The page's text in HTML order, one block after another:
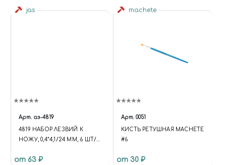
jas
Арт. аэ-4819
4819 НАБОР ЛЕЗВИЙ К
НОЖУ, 0,4*4,1/24 ММ, 6 ШТ/
от 63 ₽
machete
Арт. 0051
КИСТЬ РЕТУШНАЯ MACHETE
#6
от 30 ₽